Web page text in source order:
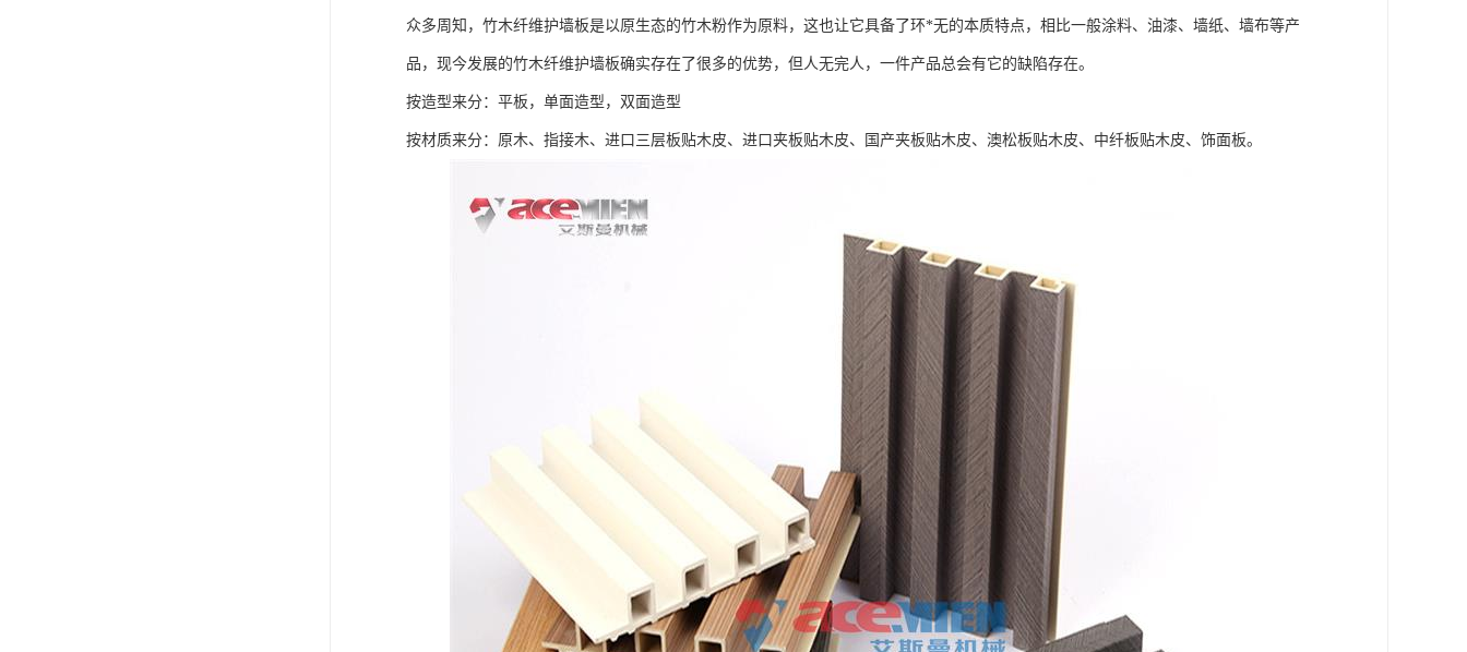
众多周知，竹木纤维护墙板是以原生态的竹木粉作为原料，这也让它具备了环*无的本质特点，相比一般涂料、油漆、墙纸、墙布等产
品，现今发展的竹木纤维护墙板确实存在了很多的优势，但人无完人，一件产品总会有它的缺陷存在。
按造型来分：平板，单面造型，双面造型
按材质来分：原木、指接木、进口三层板贴木皮、进口夹板贴木皮、国产夹板贴木皮、澳松板贴木皮、中纤板贴木皮、饰面板。